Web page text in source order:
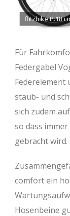
flitzbike P.18
Für
Federgabel
Federelement
staub- und
sich zudem
so dass
gebracht wird.
comfort ein
Hosenbeine